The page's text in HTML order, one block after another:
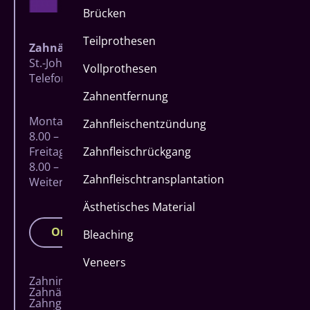
Zahnärzte Baumgarten
St.-Johann-Straße 27 | 57074 Siegen
Telefon
0271 83723| Fax 0271 8706806
Montag – Donnerstag
8.00 – 18.00 Uhr
Freitag
8.00 – 15.00 Uhr
Weitere Termine nach Vereinbarung
Navigation
überspringen
Zahnimplantate
Zahnästhetik
Zahngesundheit
Online-Terminbuchung
Brücken
Teilprothesen
Vollprothesen
Zahnentfernung
Zahnfleischentzündung
Zahnfleischrückgang
Zahnfleischtransplantation
Ästhetisches Material
Bleaching
Veneers